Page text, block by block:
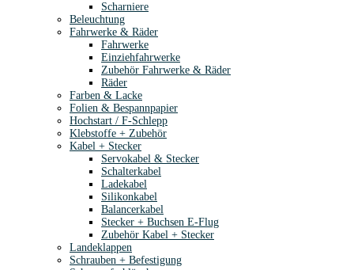
Scharniere
Beleuchtung
Fahrwerke & Räder
Fahrwerke
Einziehfahrwerke
Zubehör Fahrwerke & Räder
Räder
Farben & Lacke
Folien & Bespannpapier
Hochstart / F-Schlepp
Klebstoffe + Zubehör
Kabel + Stecker
Servokabel & Stecker
Schalterkabel
Ladekabel
Silikonkabel
Balancerkabel
Stecker + Buchsen E-Flug
Zubehör Kabel + Stecker
Landeklappen
Schrauben + Befestigung